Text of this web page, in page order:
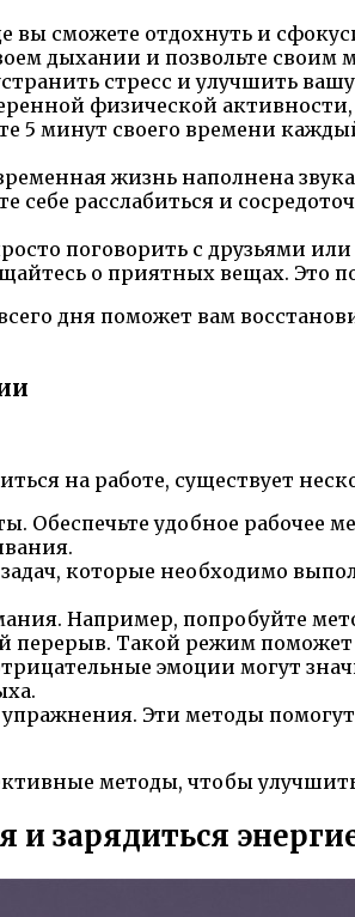
сможете отдохнуть и
дыхании и позвольте
стресс и улучшить
физической
5 минут своего времени
жизнь наполнена
себе расслабиться и
поговорить с друзьями
о приятных вещах. Это
дня поможет вам
на работе, существует
Обеспечьте удобное рабочее
которые необходимо
Например, попробуйте
перерыв. Такой режим
эмоции могут
Эти методы
методы, чтобы
и зарядиться